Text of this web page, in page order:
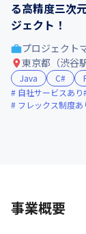
る高精度三次
ジェクト！
プロジェクト
東京都（渋谷駅
Java C#
自社サービスあり
フレックス制度あ
事業概要